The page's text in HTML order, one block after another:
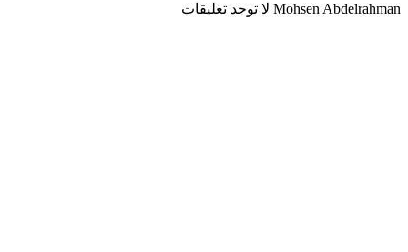
Mohsen Abdelrahman لا توجد تعليقات